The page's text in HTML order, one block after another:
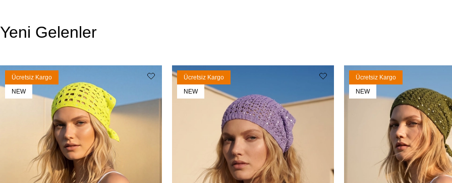
Yeni Gelenler
Ücretsiz Kargo
NEW
Ücretsiz Kargo
NEW
Ücretsiz Kargo
NEW